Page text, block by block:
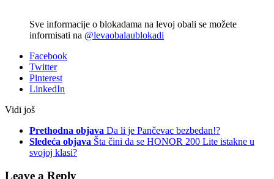
Sve informacije o blokadama na levoj obali se možete
informisati na @levaobalaublokadi
Facebook
Twitter
Pinterest
LinkedIn
Vidi još
Prethodna objava Da li je Pančevac bezbedan!?
Sledeća objava Šta čini da se HONOR 200 Lite istakne u
svojoj klasi?
Leave a Reply